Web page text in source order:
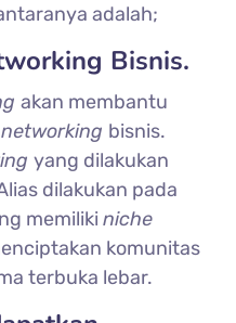
adalah;
Bisnis.
akan membantu
networking bisnis.
yang dilakukan
dilakukan pada
memilikiniche
komunitas
terbuka lebar.